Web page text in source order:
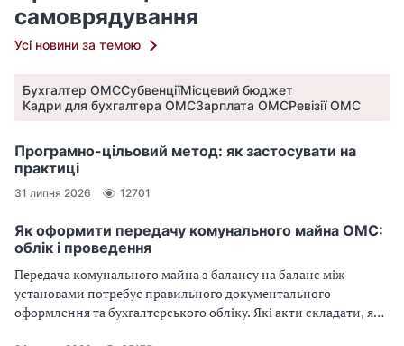
самоврядування
Усі новини за темою
Бухгалтер ОМССубвенціїМісцевий бюджет
Кадри для бухгалтера ОМСЗарплата ОМСРевізії ОМС
Програмно-цільовий метод: як застосувати на
практиці
31 липня 2026 12701
Як оформити передачу комунального майна ОМС:
облік і проведення
Передача комунального майна з балансу на баланс між
установами потребує правильного документального
оформлення та бухгалтерського обліку. Які акти складати, які